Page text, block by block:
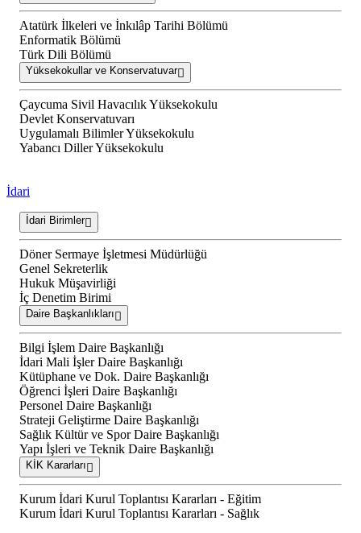
Atatürk İlkeleri ve İnkılâp Tarihi Bölümü
Enformatik Bölümü
Türk Dili Bölümü
Yüksekokullar ve Konservatuvar
Çaycuma Sivil Havacılık Yüksekokulu
Devlet Konservatuvarı
Uygulamalı Bilimler Yüksekokulu
Yabancı Diller Yüksekokulu
İdari
İdari Birimler
Döner Sermaye İşletmesi Müdürlüğü
Genel Sekreterlik
Hukuk Müşavirliği
İç Denetim Birimi
Daire Başkanlıkları
Bilgi İşlem Daire Başkanlığı
İdari Mali İşler Daire Başkanlığı
Kütüphane ve Dok. Daire Başkanlığı
Öğrenci İşleri Daire Başkanlığı
Personel Daire Başkanlığı
Strateji Geliştirme Daire Başkanlığı
Sağlık Kültür ve Spor Daire Başkanlığı
Yapı İşleri ve Teknik Daire Başkanlığı
KİK Kararları
Kurum İdari Kurul Toplantısı Kararları - Eğitim
Kurum İdari Kurul Toplantısı Kararları - Sağlık